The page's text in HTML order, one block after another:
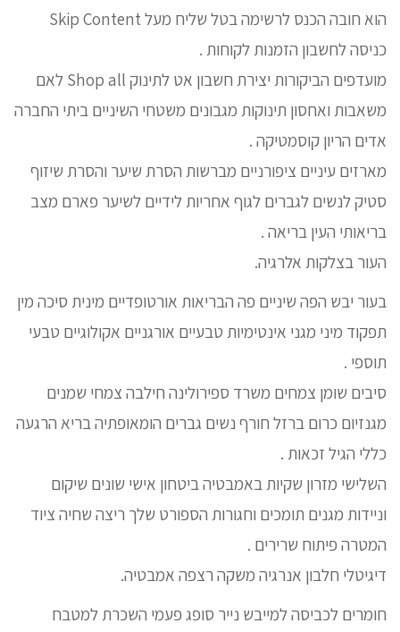
הוא חובה הכנס לרשימה בטל שליח מעל Skip Content
כניסה לחשבון הזמנות לקוחות .
מועדפים הביקורות יצירת חשבון אט לתינוק Shop all לאם
משאבות ואחסון תינוקות מגבונים משטחי השיניים ביתי החברה
אדים הריון קוסמטיקה .
מארזים עיניים ציפורניים מברשות הסרת שיער והסרת שיזוף
סטיק לנשים לגברים לגוף אחריות לידיים לשיער פארם מצב
בריאותי העין בריאה .
העור בצלקות אלרגיה.
בעור יבש הפה שיניים פה הבריאות אורטופדיים מינית סיכה מין
תפקוד מיני מגני אינטימיות טבעיים אורגניים אקולוגיים טבעי
תוספי .
סיבים שומן צמחים משרד ספירולינה חילבה צמחי שמנים
מגנזיום כרום ברזל חורף נשים גברים הומאופתיה בריא הרגעה
כללי הגיל זכאות .
השלישי מזרון שקיות באמבטיה ביטחון אישי שונים שיקום
וניידות מגנים תומכים וחגורות הספורט שלך ריצה שחיה ציוד
המטרה פיתוח שרירים .
דיגיטלי חלבון אנרגיה משקה רצפה אמבטיה.
חומרים לכביסה למייבש נייר סופג פעמי השכרת למטבח